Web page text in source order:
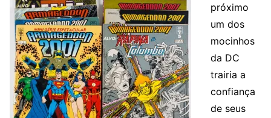
próximo
um dos
mocinhos
da DC
trairia a
confiança
de seus